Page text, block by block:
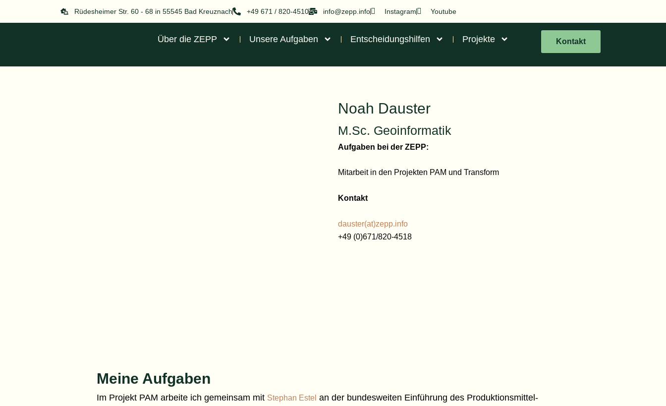
Rüdesheimer Str. 60 - 68 in 55545 Bad Kreuznach +49 671 / 820-4510 info@zepp.info Instagram Youtube
Über die ZEPP Unsere Aufgaben Entscheidungshilfen Projekte Kontakt
Noah Dauster
M.Sc. Geoinformatik
Aufgaben bei der ZEPP:
Mitarbeit in den Projekten PAM und Transform
Kontakt
dauster(at)zepp.info
+49 (0)671/820-4518
Meine Aufgaben
Im Projekt PAM arbeite ich gemeinsam mit Stephan Estel an der bundesweiten Einführung des Produktionsmittel-